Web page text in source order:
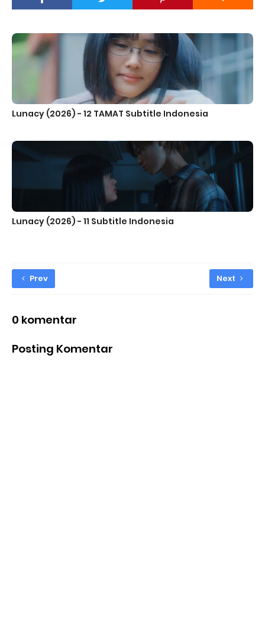
Lunacy (2026) - 12 TAMAT Subtitle Indonesia
Lunacy (2026) - 11 Subtitle Indonesia
Prev Next
0 komentar
Posting Komentar